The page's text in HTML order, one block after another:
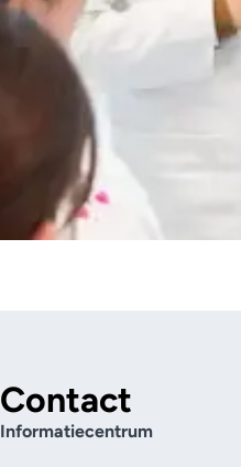
Contact
Informatiecentrum